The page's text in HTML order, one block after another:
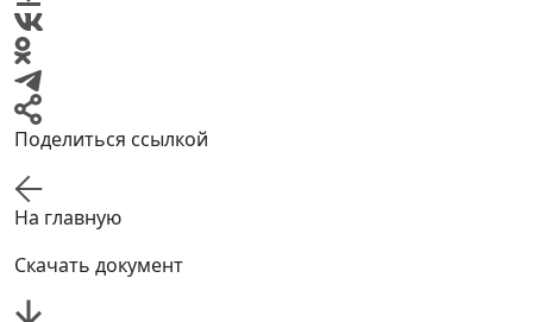
Поделиться ссылкой
На главную
Скачать документ